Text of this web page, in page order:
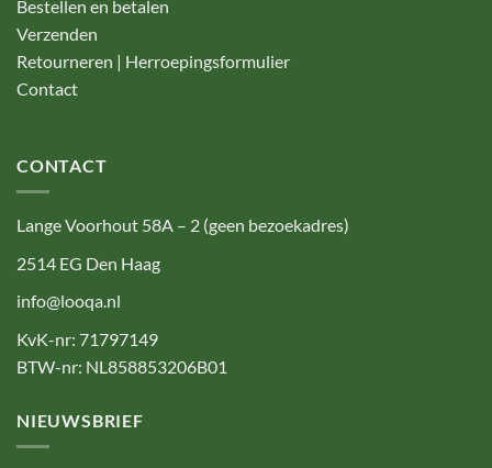
Bestellen en betalen
Verzenden
Retourneren | Herroepingsformulier
Contact
CONTACT
Lange Voorhout 58A – 2 (geen bezoekadres)
2514 EG Den Haag
info@looqa.nl
KvK-nr: 71797149
BTW-nr: NL858853206B01
NIEUWSBRIEF